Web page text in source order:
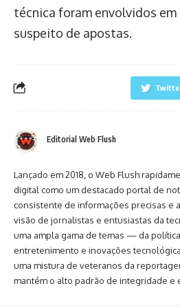
técnica foram envolvidos em
suspeito de apostas.
Editorial Web Flush
Lançado em 2018, o Web Flush
digital como um destacado portal de
consistente de informações precisas e
visão de jornalistas e entusiastas da
uma ampla gama de temas — da
entretenimento e inovações
uma mistura de veteranos da
mantém o alto padrão de integridade e